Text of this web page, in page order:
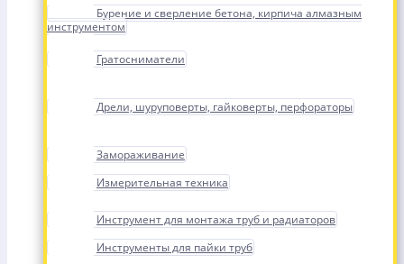
Бурение и сверление бетона, кирпича алмазным
инструментом
Гратосниматели
Дрели, шуруповерты, гайковерты, перфораторы
Замораживание
Измерительная техника
Инструмент для монтажа труб и радиаторов
Инструменты для пайки труб